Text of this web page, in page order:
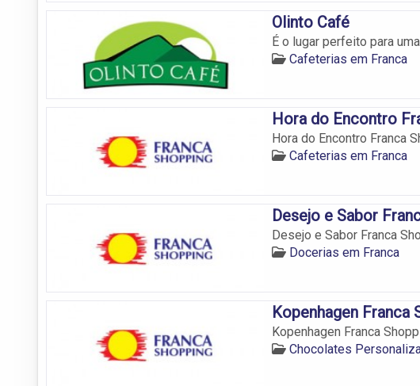
Olinto Café
É o lugar perfeito para
Cafeterias em Franca
Hora do Encontro
Hora do Encontro Franca
Cafeterias em Franca
Desejo e Sabor
Desejo e Sabor Franca
Docerias em Franca
Kopenhagen Franca
Kopenhagen Franca
Chocolates